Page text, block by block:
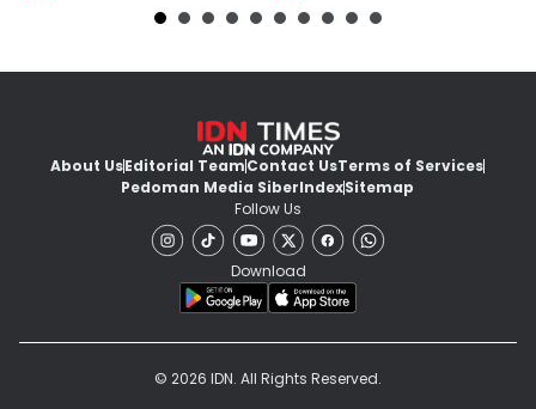
About UsEditorial TeamContact UsTerms of Services
Pedoman Media SiberIndexSitemap
Follow Us
Download
© 2026 IDN. All Rights Reserved.